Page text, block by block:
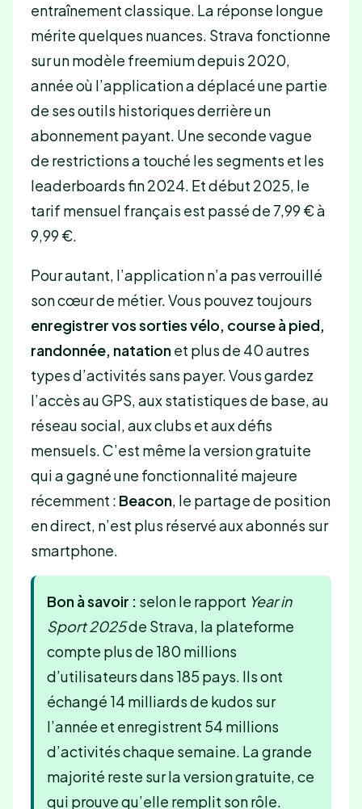
entraînement classique. La réponse longue
mérite quelques nuances. Strava fonctionne
sur un modèle freemium depuis 2020,
année où l’application a déplacé une partie
de ses outils historiques derrière un
abonnement payant. Une seconde vague
de restrictions a touché les segments et les
leaderboards fin 2024. Et début 2025, le
tarif mensuel français est passé de 7,99 € à
9,99 €.
Pour autant, l’application n’a pas verrouillé
son cœur de métier. Vous pouvez toujours
enregistrer vos sorties vélo, course à pied,
randonnée, natationet plus de 40 autres
types d’activités sans payer. Vous gardez
l’accès au GPS, aux statistiques de base, au
réseau social, aux clubs et aux défis
mensuels. C’est même la version gratuite
qui a gagné une fonctionnalité majeure
récemment : Beacon, le partage de position
en direct, n’est plus réservé aux abonnés sur
smartphone.
Bon à savoir : selon le rapport Year in
Sport 2025de Strava, la plateforme
compte plus de 180 millions
d’utilisateurs dans 185 pays. Ils ont
échangé 14 milliards de kudos sur
l’année et enregistrent 54 millions
d’activités chaque semaine. La grande
majorité reste sur la version gratuite, ce
qui prouve qu’elle remplit son rôle.